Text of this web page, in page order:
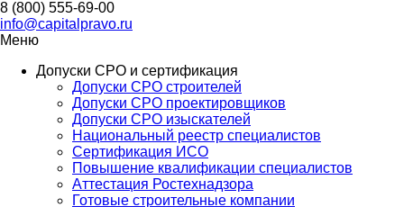
8 (800) 555-69-00
info@capitalpravo.ru
Меню
Допуски СРО и сертификация
Допуски СРО строителей
Допуски СРО проектировщиков
Допуски СРО изыскателей
Национальный реестр специалистов
Сертификация ИСО
Повышение квалификации специалистов
Аттестация Ростехнадзора
Готовые строительные компании